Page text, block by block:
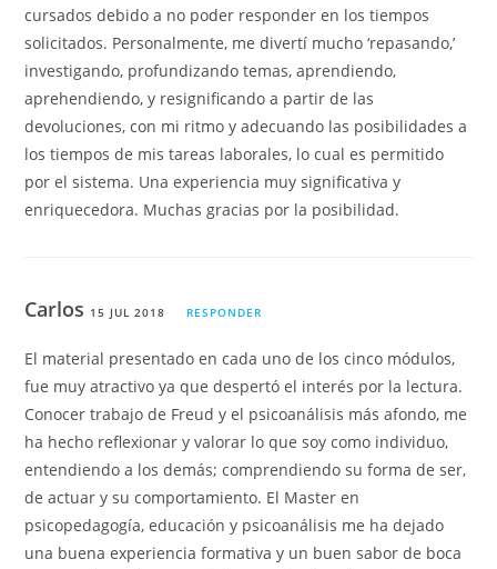
cursados debido a no poder responder en los tiempos
solicitados. Personalmente, me divertí mucho ‘repasando,’
investigando, profundizando temas, aprendiendo,
aprehendiendo, y resignificando a partir de las
devoluciones, con mi ritmo y adecuando las posibilidades a
los tiempos de mis tareas laborales, lo cual es permitido
por el sistema. Una experiencia muy significativa y
enriquecedora. Muchas gracias por la posibilidad.
Carlos 15 JUL 2018 RESPONDER
El material presentado en cada uno de los cinco módulos,
fue muy atractivo ya que despertó el interés por la lectura.
Conocer trabajo de Freud y el psicoanálisis más afondo, me
ha hecho reflexionar y valorar lo que soy como individuo,
entendiendo a los demás; comprendiendo su forma de ser,
de actuar y su comportamiento. El Master en
psicopedagogía, educación y psicoanálisis me ha dejado
una buena experiencia formativa y un buen sabor de boca